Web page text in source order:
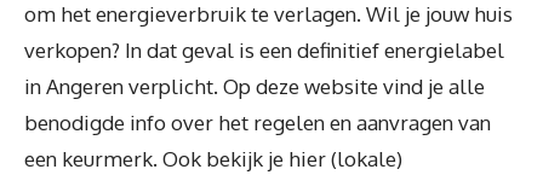
om het energieverbruik te verlagen. Wil je jouw huis
verkopen? In dat geval is een definitief energielabel
in Angeren verplicht. Op deze website vind je alle
benodigde info over het regelen en aanvragen van
een keurmerk. Ook bekijk je hier (lokale)